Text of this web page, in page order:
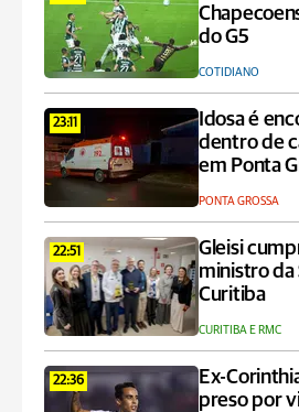
do G5
COTIDIANO
23:11
Idosa é
dentro de
em Ponta
PONTA GROSSA
22:51
Gleisi
ministro da
Curitiba
CURITIBA E RMC
22:36
Ex-
preso por